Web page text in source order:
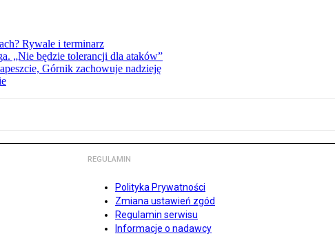
Rywale i terminarz
„Nie będzie tolerancji dla ataków”
Górnik zachowuje nadzieję
REGULAMIN
Polityka Prywatności
Zmiana ustawień zgód
Regulamin serwisu
Informacje o nadawcy